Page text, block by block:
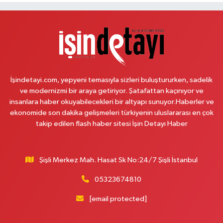
Lotuslar Binası
Yol Tarifi Al
Çemberlitaş Eczanesi
Binbirdirek Mahallesi Peykane Caddesi 25 A
0 (212) 590 90 09 Yol Tarifi Al
Naciye Eczanesi
Esentepe Mahallesi 2388. Sokak 8 A 38 NOLU ASM YANI - ESENTEPE
MERKEZ CAMİNİN ORDAKİ GÜVEN KASABIN KARŞI SOKAĞINDA
Mehmet Nesih Özmen Mahallesi Zeki Sokak No:28 A MEVLANA FIRININ
İşindetayi.com, yepyeni temasıyla sizleri buluştururken, sadelik
ve modernizmi bir araya getiriyor. Şatafattan kaçınıyor ve
insanlara haber okuyabilecekleri bir altyapı sunuyor.Haberler ve
ekonomide son dakika gelişmeleri türkiyenin uluslararası en çok
takip edilen flash haber sitesi İşin Detayı Haber
Şişli Merkez Mah. Hasat Sk No:24/7 Şişli İstanbul
05323674810
[email protected]